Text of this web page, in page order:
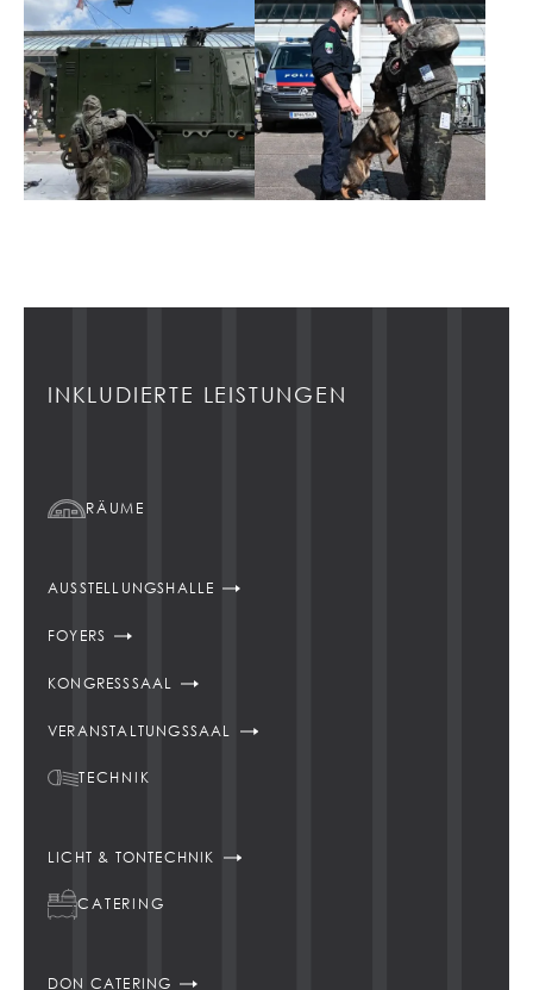
INKLUDIERTE LEISTUNGEN
RÄUME
AUSSTELLUNGSHALLE
FOYERS
KONGRESSSAAL
VERANSTALTUNGSSAAL
TECHNIK
LICHT & TONTECHNIK
CATERING
DON CATERING